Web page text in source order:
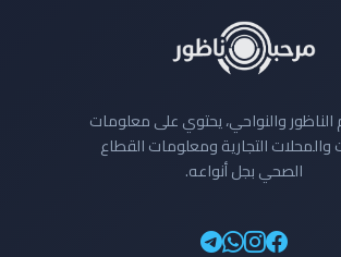
الناظور والنواحي، يحتوي على معلومات
والمحلات التجارية ومعلومات القطاع
الصحي بجل أنواعه.